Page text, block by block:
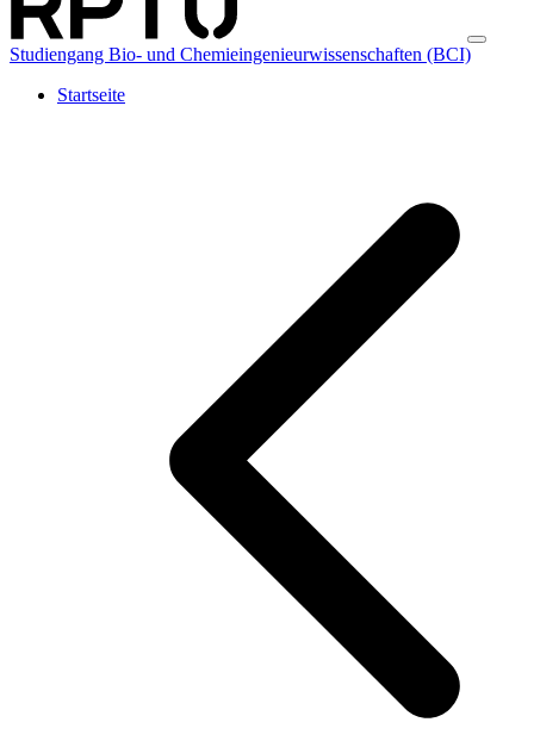
Studiengang Bio- und Chemieingenieurwissenschaften (BCI)
Startseite